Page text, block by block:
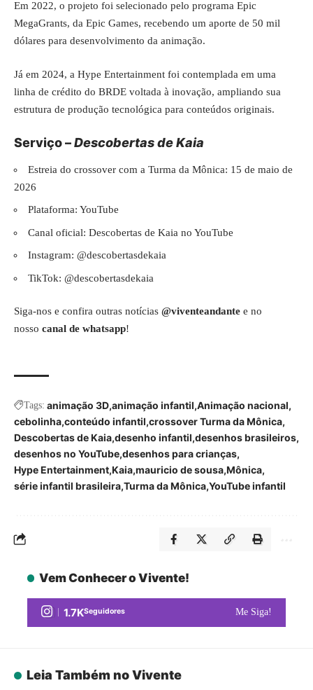
Em 2022, o projeto foi selecionado pelo programa Epic
MegaGrants, da Epic Games, recebendo um aporte de 50 mil
dólares para desenvolvimento da animação.
Já em 2024, a Hype Entertainment foi contemplada em uma
linha de crédito do BRDE voltada à inovação, ampliando sua
estrutura de produção tecnológica para conteúdos originais.
Serviço –Descobertas de Kaia
Estreia do crossover com a Turma da Mônica: 15 de maio de
2026
Plataforma: YouTube
Canal oficial: Descobertas de Kaia no YouTube
Instagram: @descobertasdekaia
TikTok: @descobertasdekaia
Siga-nos e confira outras notícias @viventeandante e no
nosso canal de whatsapp!
Tags: animação 3D animação infantil Animação nacional
cebolinha conteúdo infantil crossover Turma da Mônica
Descobertas de Kaia desenho infantil desenhos brasileiros
desenhos no YouTube desenhos para crianças
Hype Entertainment Kaia mauricio de sousa Mônica
série infantil brasileira Turma da Mônica YouTube infantil
Vem Conhecer o Vivente!
1.7KSeguidores Me Siga!
Leia Também no Vivente